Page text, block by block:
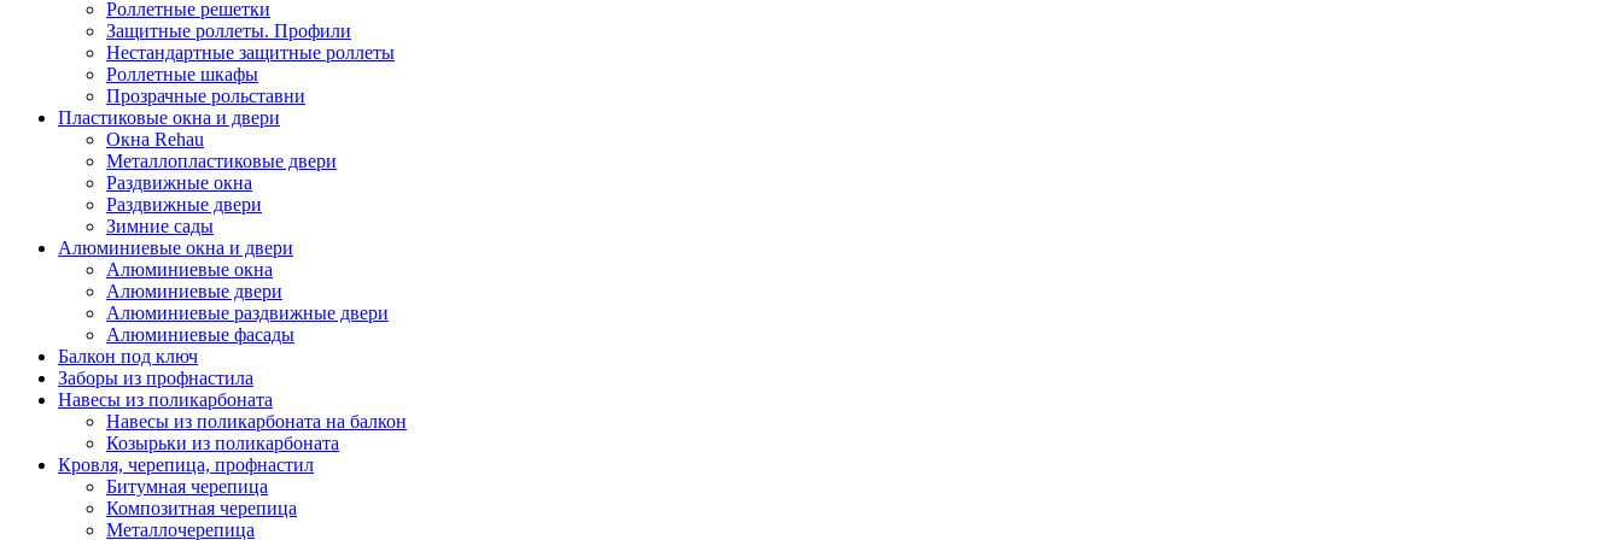
Роллетные решетки
Защитные роллеты. Профили
Нестандартные защитные роллеты
Роллетные шкафы
Прозрачные рольставни
Пластиковые окна и двери
Окна Rehau
Металлопластиковые двери
Раздвижные окна
Раздвижные двери
Зимние сады
Алюминиевые окна и двери
Алюминиевые окна
Алюминиевые двери
Алюминиевые раздвижные двери
Алюминиевые фасады
Балкон под ключ
Заборы из профнастила
Навесы из поликарбоната
Навесы из поликарбоната на балкон
Козырьки из поликарбоната
Кровля, черепица, профнастил
Битумная черепица
Композитная черепица
Металлочерепица